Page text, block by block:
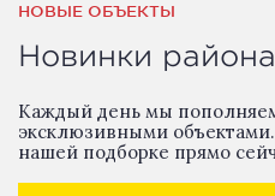
НОВЫЕ ОБЪЕКТЫ
Новинки
Каждый день мы
эксклюзивными
нашей подборке прямо